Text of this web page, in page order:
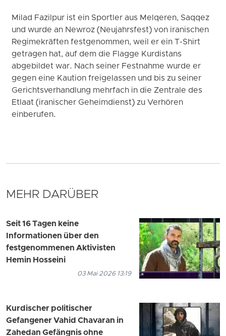
Milad Fazilpur ist ein Sportler aus Melqeren, Saqqez
und wurde an Newroz (Neujahrsfest) von iranischen
Regimekräften festgenommen, weil er ein T-Shirt
getragen hat, auf dem die Flagge Kurdistans
abgebildet war. Nach seiner Festnahme wurde er
gegen eine Kaution freigelassen und bis zu seiner
Gerichtsverhandlung mehrfach in die Zentrale des
Etlaat (iranischer Geheimdienst) zu Verhören
einberufen.
MEHR DARÜBER
Seit 16 Tagen keine
Informationen über den
festgenommenen Aktivisten
Hemin Hosseini
03 Mai 2026 13:19
Kurdischer politischer
Gefangener Vahid Chavaran in
Zahedan Gefängnis ohne